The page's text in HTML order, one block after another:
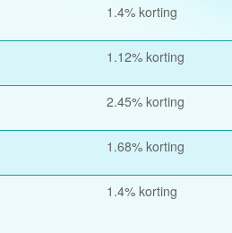
1.4% korting
1.12% korting
2.45% korting
1.68% korting
1.4% korting